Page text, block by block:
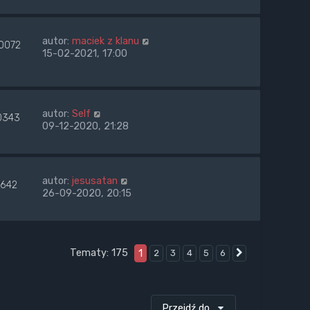
autor: maciek z klanu
15-02-2021, 17:00
autor: Self
09-12-2020, 21:28
autor: jesusatan
26-09-2020, 20:15
Tematy: 175 1 2 3 4 5 6